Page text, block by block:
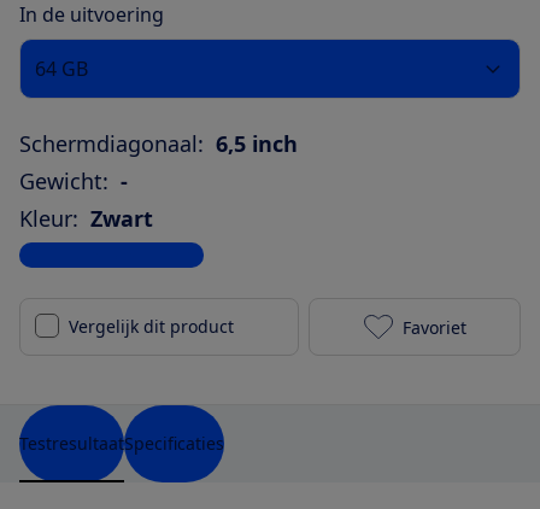
In de uitvoering
64 GB
Schermdiagonaal: 6,5 inch
Gewicht: -
Kleur: Zwart
Bekijk alle specificaties
Vergelijk dit product motorola
Favoriet
TestresultaatSpecificaties